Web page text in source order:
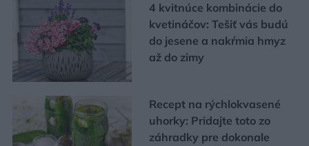
4 kvitnúce kombinácie do
kvetináčov: Tešiť vás budú
do jesene a nakŕmia hmyz
až do zimy
Recept na rýchlokvasené
uhorky: Pridajte toto zo
záhradky pre dokonale